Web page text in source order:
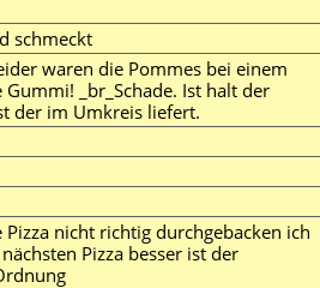
schmeckt
waren die Pommes bei einem
_br_Schade. Ist halt der
der im Umkreis liefert.
nicht richtig durchgebacken ich
Pizza besser ist der